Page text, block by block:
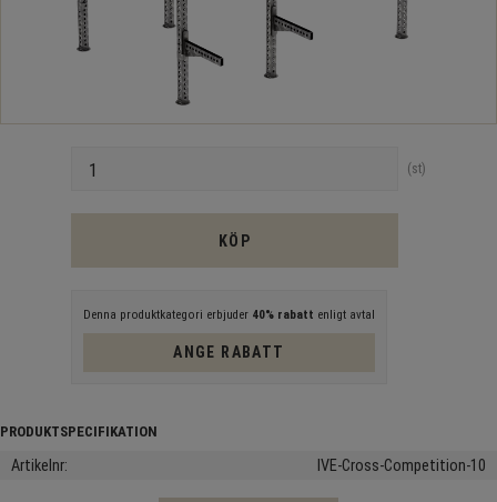
st
KÖP
Denna produktkategori erbjuder 40% rabatt enligt avtal
ANGE RABATT
Artikelnr IVE-Cross-Competition-10